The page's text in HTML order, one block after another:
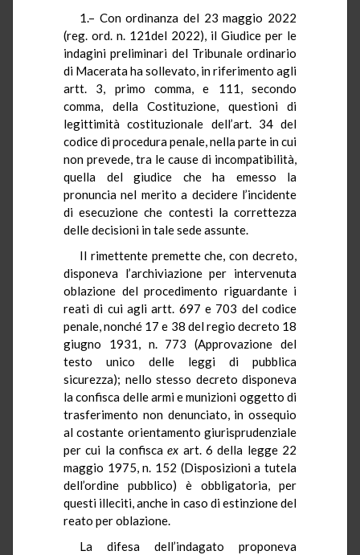
1.– Con ordinanza del 23 maggio 2022
(reg. ord. n. 121del 2022), il Giudice per le
indagini preliminari del Tribunale ordinario
di Macerata ha sollevato, in riferimento agli
artt. 3, primo comma, e 111, secondo
comma, della Costituzione, questioni di
legittimità costituzionale dell’art. 34 del
codice di procedura penale, nella parte in cui
non prevede, tra le cause di incompatibilità,
quella del giudice che ha emesso la
pronuncia nel merito a decidere l’incidente
di esecuzione che contesti la correttezza
delle decisioni in tale sede assunte.
Il rimettente premette che, con decreto,
disponeva l’archiviazione per intervenuta
oblazione del procedimento riguardante i
reati di cui agli artt. 697 e 703 del codice
penale, nonché 17 e 38 del regio decreto 18
giugno 1931, n. 773 (Approvazione del
testo unico delle leggi di pubblica
sicurezza); nello stesso decreto disponeva
la confisca delle armi e munizioni oggetto di
trasferimento non denunciato, in ossequio
al costante orientamento giurisprudenziale
per cui la confiscaex art. 6 della legge 22
maggio 1975, n. 152 (Disposizioni a tutela
dell’ordine pubblico) è obbligatoria, per
questi illeciti, anche in caso di estinzione del
reato per oblazione.
La difesa dell’indagato proponeva